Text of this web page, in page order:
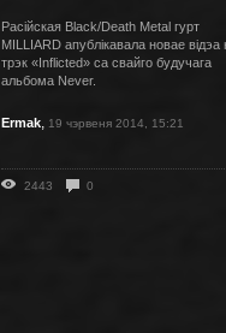
Расійская Black/Death Metal гурт
MILLIARD апублікавала новае відэа
трэк «Inflicted» са свайго будучага
альбома Never.
Ermak, 19 чэрвеня 2014, 15:21
2443 0